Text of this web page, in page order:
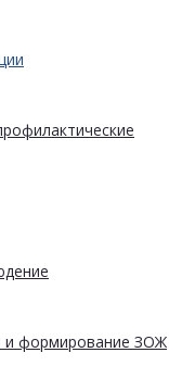
и формирование ЗОЖ